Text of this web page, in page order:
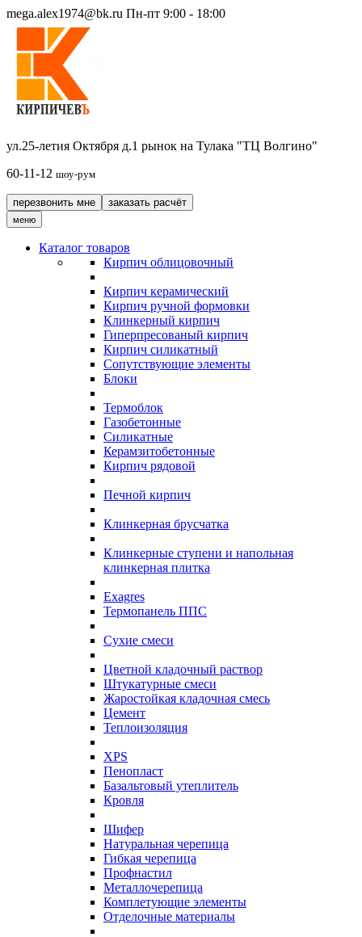
mega.alex1974@bk.ru Пн-пт 9:00 - 18:00
ул.25-летия Октября д.1 рынок на Тулака "ТЦ Волгино"
60-11-12 шоу-рум
перезвонить мне заказать расчёт
меню
Каталог товаров
Кирпич облицовочный
Кирпич керамический
Кирпич ручной формовки
Клинкерный кирпич
Гиперпресованый кирпич
Кирпич силикатный
Сопутствующие элементы
Блоки
Термоблок
Газобетонные
Силикатные
Керамзитобетонные
Кирпич рядовой
Печной кирпич
Клинкерная брусчатка
Клинкерные ступени и напольная
клинкерная плитка
Exagres
Термопанель ППС
Сухие смеси
Цветной кладочный раствор
Штукатурные смеси
Жаростойкая кладочная смесь
Цемент
Теплоизоляция
XPS
Пенопласт
Базальтовый утеплитель
Кровля
Шифер
Натуральная черепица
Гибкая черепица
Профнастил
Металлочерепица
Комплетующие элементы
Отделочные материалы